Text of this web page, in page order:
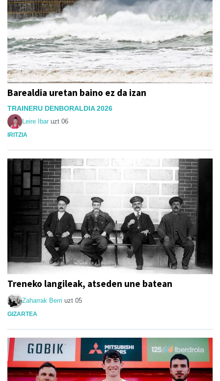
Barealdia uretan baino ez da izan
TRAINERU DENBORALDIA 2026
Leire Ibar uzt 06
IRITZIA
Treneko langileak, atseden une batean
Zaharrak Berri uzt 05
GIZARTEA